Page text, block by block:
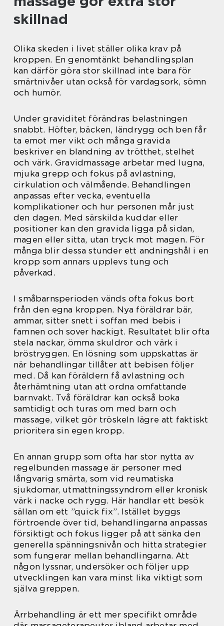
skillnad
Olika skeden i livet ställer olika krav på
kroppen. En genomtänkt behandlingsplan
kan därför göra stor skillnad inte bara för
smärtnivåer utan också för vardagsork, sömn
och humör.
Under graviditet förändras belastningen
snabbt. Höfter, bäcken, ländrygg och ben får
ta emot mer vikt och många gravida
beskriver en blandning av trötthet, stelhet
och värk. Gravidmassage arbetar med lugna,
mjuka grepp och fokus på avlastning,
cirkulation och välmående. Behandlingen
anpassas efter vecka, eventuella
komplikationer och hur personen mår just
den dagen. Med särskilda kuddar eller
positioner kan den gravida ligga på sidan,
magen eller sitta, utan tryck mot magen. För
många blir dessa stunder ett andningshål i en
kropp som annars upplevs tung och
påverkad.
I småbarnsperioden vänds ofta fokus bort
från den egna kroppen. Nya föräldrar bär,
ammar, sitter snett i soffan med bebis i
famnen och sover hackigt. Resultatet blir ofta
stela nackar, ömma skuldror och värk i
bröstryggen. En lösning som uppskattas är
när behandlingar tillåter att bebisen följer
med. Då kan föräldern få avlastning och
återhämtning utan att ordna omfattande
barnvakt. Två föräldrar kan också boka
samtidigt och turas om med barn och
massage, vilket gör tröskeln lägre att faktiskt
prioritera sin egen kropp.
En annan grupp som ofta har stor nytta av
regelbunden massage är personer med
långvarig smärta, som vid reumatiska
sjukdomar, utmattningssyndrom eller kronisk
värk i nacke och rygg. Här handlar ett besök
sällan om ett ”quick fix”. Istället byggs
förtroende över tid, behandlingarna anpassas
försiktigt och fokus ligger på att sänka den
generella spänningsnivån och hitta strategier
som fungerar mellan behandlingarna. Att
någon lyssnar, undersöker och följer upp
utvecklingen kan vara minst lika viktigt som
själva greppen.
Ärrbehandling är ett mer specifikt område